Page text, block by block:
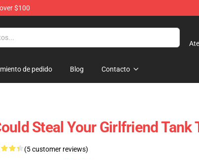
$100
de pedido Blog Contacto
Steal Your Girlfriend Tank
(5 customer reviews)